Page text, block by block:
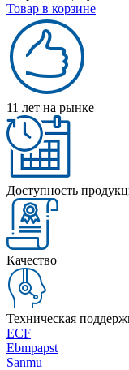
Товар в корзине
11 лет на рынке
Доступность
Качество
Техническая
ECF
Ebmpapst
Sanmu